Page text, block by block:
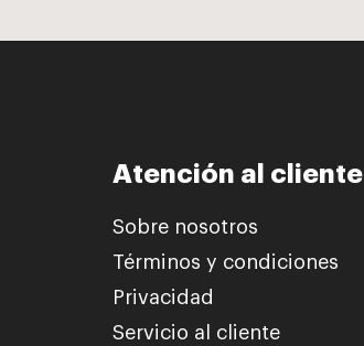
Atención al cliente
Sobre nosotros
Términos y condiciones
Privacidad
Servicio al cliente